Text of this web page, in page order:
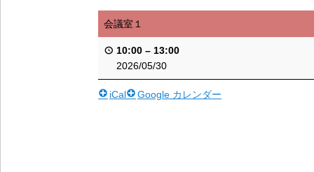
会議室１
10:00 – 13:00
2026/05/30
iCal Google カレンダー